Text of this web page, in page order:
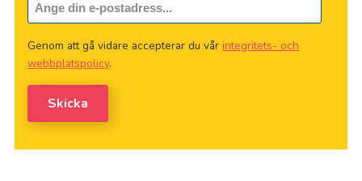
Genom att gå vidare accepterar du vår integritets- och
webbplatspolicy.
Skicka